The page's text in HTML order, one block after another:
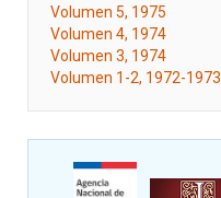
Volumen 5, 1975
Volumen 4, 1974
Volumen 3, 1974
Volumen 1-2, 1972-1973